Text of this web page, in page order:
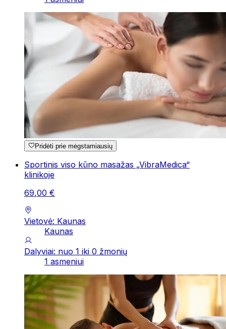
Pridėti prie mėgstamiausių
Sportinis viso kūno masažas „VibraMedica“
klinikoje
69,00 €
Vietovė: Kaunas
Kaunas
Dalyviai: nuo 1 iki 0 žmonių
1 asmeniui